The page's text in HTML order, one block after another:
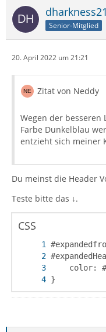
dharkness21
Senior-Mitglied
20. April 2022 um 21:21
Zitat von Neddy
Wegen der besseren
Farbe Dunkelblau
entzieht sich meiner
Du meinst die Header
Teste bitte das ↓.
CSS
}